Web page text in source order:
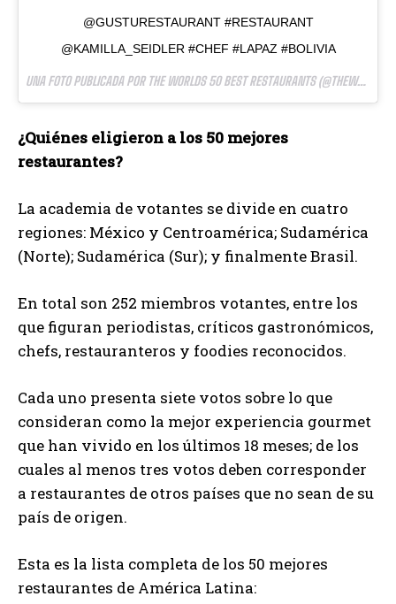
@GUSTURESTAURANT #RESTAURANT
@KAMILLA_SEIDLER #CHEF #LAPAZ #BOLIVIA
UNA FOTO PUBLICADA POR THE WORLDS 50 BEST RESTAURANTS (@THEWORLDS50BEST) EL
¿Quiénes eligieron a los 50 mejores
restaurantes?
La academia de votantes se divide en cuatro
regiones: México y Centroamérica; Sudamérica
(Norte); Sudamérica (Sur); y finalmente Brasil.
En total son 252 miembros votantes, entre los
que figuran periodistas, críticos gastronómicos,
chefs, restauranteros y foodies reconocidos.
Cada uno presenta siete votos sobre lo que
consideran como la mejor experiencia gourmet
que han vivido en los últimos 18 meses; de los
cuales al menos tres votos deben corresponder
a restaurantes de otros países que no sean de su
país de origen.
Esta es la lista completa de los 50 mejores
restaurantes de América Latina: